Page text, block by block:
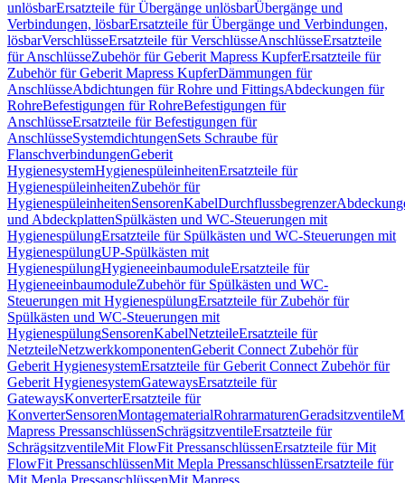
unlösbarErsatzteile für Übergänge unlösbarÜbergänge und
Verbindungen, lösbarErsatzteile für Übergänge und Verbindungen,
lösbarVerschlüsseErsatzteile für VerschlüsseAnschlüsseErsatzteile
für AnschlüsseZubehör für Geberit Mapress KupferErsatzteile für
Zubehör für Geberit Mapress KupferDämmungen für
AnschlüsseAbdichtungen für Rohre und FittingsAbdeckungen für
RohreBefestigungen für RohreBefestigungen für
AnschlüsseErsatzteile für Befestigungen für
AnschlüsseSystemdichtungenSets Schraube für
FlanschverbindungenGeberit
HygienesystemHygienespüleinheitenErsatzteile für
HygienespüleinheitenZubehör für
HygienespüleinheitenSensorenKabelDurchflussbegrenzer
und AbdeckplattenSpülkästen und WC-Steuerungen mit
HygienespülungErsatzteile für Spülkästen und WC-Steuerungen mit
HygienespülungUP-Spülkästen mit
HygienespülungHygieneeinbaumoduleErsatzteile für
HygieneeinbaumoduleZubehör für Spülkästen und WC-
Steuerungen mit HygienespülungErsatzteile für Zubehör für
Spülkästen und WC-Steuerungen mit
HygienespülungSensorenKabelNetzteileErsatzteile für
NetzteileNetzwerkkomponentenGeberit Connect Zubehör für
Geberit HygienesystemErsatzteile für Geberit Connect Zubehör für
Geberit HygienesystemGatewaysErsatzteile für
GatewaysKonverterErsatzteile für
KonverterSensorenMontagematerialRohrarmaturenGeradsitzventile
Mapress PressanschlüssenSchrägsitzventileErsatzteile für
SchrägsitzventileMit FlowFit PressanschlüssenErsatzteile für Mit
FlowFit PressanschlüssenMit Mepla PressanschlüssenErsatzteile für
Mit Mepla PressanschlüssenMit Mapress